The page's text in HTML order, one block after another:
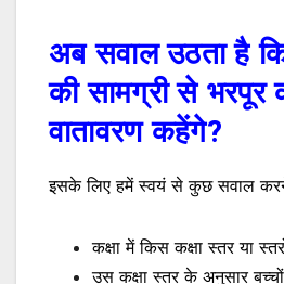
अब सवाल उठता है
की सामग्री से भरपूर
वातावरण कहेंगे?
इसके लिए हमें स्वयं से कुछ सवाल
कक्षा में किस कक्षा स्तर या
उस कक्षा स्तर के अनुसार